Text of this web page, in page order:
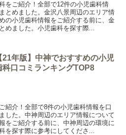
をご紹介！全部で12件の小児歯科情
とめました。金沢八景周辺のエリア情
の小児歯科情報をご紹介する前に、金
めました。小児歯科を探す際...
21年版】中神でおすすめの小児
科口コミランキングTOP8
紹介！全部で8件の小児歯科情報を口
した。中神周辺のエリア情報について
をご紹介する前に、中神周辺の環境に
を探す際に参考にしてくださ...